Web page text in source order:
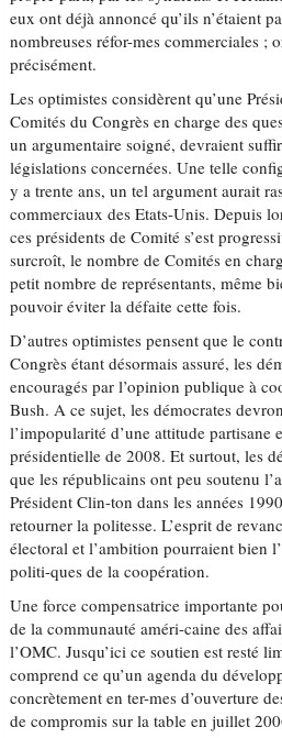
eux ont déjà annoncé qu’ils n’étaient
nombreuses réfor-mes commerciales ;
précisément.
Les optimistes considèrent qu’une
Comités du Congrès en charge des
un argumentaire soigné, devraient
législations concernées. Une telle
y a trente ans, un tel argument aurait
commerciaux des Etats-Unis. Depuis
ces présidents de Comité s’est
surcroît, le nombre de Comités en
petit nombre de représentants, même
pouvoir éviter la défaite cette fois.
D’autres optimistes pensent que le
Congrès étant désormais assuré, les
encouragés par l’opinion publique à
Bush. A ce sujet, les démocrates
l’impopularité d’une attitude partisane
présidentielle de 2008. Et surtout, les
que les républicains ont peu soutenu
Président Clin-ton dans les années
retourner la politesse. L’esprit de
électoral et l’ambition pourraient bien
politi-ques de la coopération.
Une force compensatrice importante
de la communauté améri-caine des
l’OMC. Jusqu’ici ce soutien est resté
comprend ce qu’un agenda du
concrètement en ter-mes d’ouverture
de compromis sur la table en juillet